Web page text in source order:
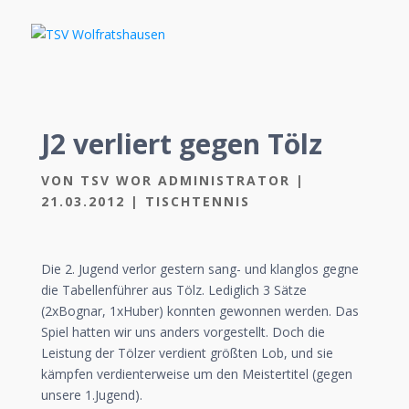
J2 verliert gegen Tölz
VON TSV WOR ADMINISTRATOR |
21.03.2012 | TISCHTENNIS
Die 2. Jugend verlor gestern sang- und klanglos gegne
die Tabellenführer aus Tölz. Lediglich 3 Sätze
(2xBognar, 1xHuber) konnten gewonnen werden. Das
Spiel hatten wir uns anders vorgestellt. Doch die
Leistung der Tölzer verdient größten Lob, und sie
kämpfen verdienterweise um den Meistertitel (gegen
unsere 1.Jugend).